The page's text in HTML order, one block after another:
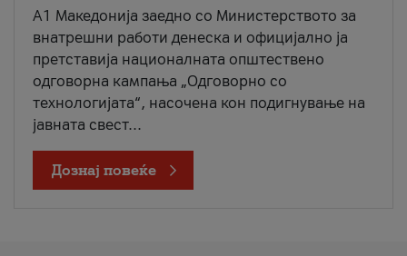
A1 Македонија заедно со Министерството за
внатрешни работи денеска и официјално ја
претставија националната општествено
одговорна кампања „Одговорно со
технологијата“, насочена кон подигнување на
јавната свест...
Дознај повеќе